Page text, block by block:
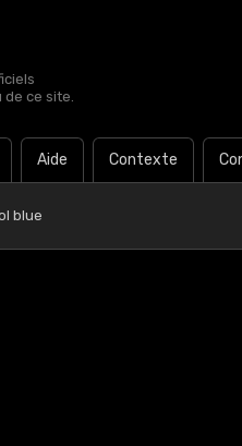
de ce site.
Aide Contexte
blue